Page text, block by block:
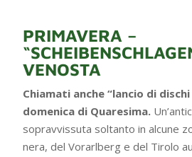
PRIMAVERA –
VENOSTA
Chiamati anche “lancio di
domenica di Quaresima.
sopravvissuta soltanto in alcune
nera, del Vorarlberg e del Tirolo